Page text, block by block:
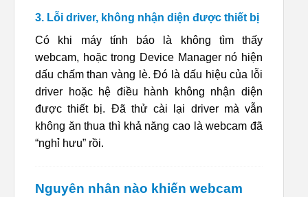
3. Lỗi driver, không nhận diện được thiết bị
Có khi máy tính báo là không tìm thấy
webcam, hoặc trong Device Manager nó hiện
dấu chấm than vàng lè. Đó là dấu hiệu của lỗi
driver hoặc hệ điều hành không nhận diện
được thiết bị. Đã thử cài lại driver mà vẫn
không ăn thua thì khả năng cao là webcam đã
“nghỉ hưu” rồi.
Nguyên nhân nào khiến webcam